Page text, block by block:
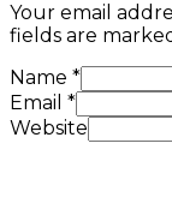
Your email
fields are
Name *
Email *
Website